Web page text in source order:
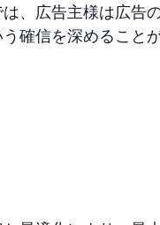
、広告主様は広告
確信を深めることが